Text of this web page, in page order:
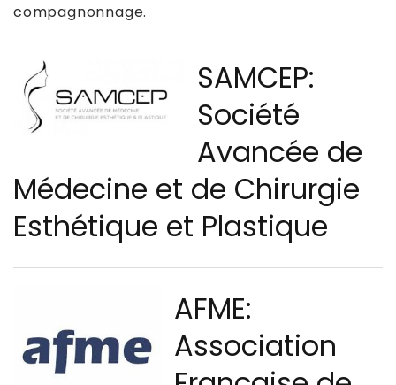
compagnonnage.
SAMCEP:
Société
Avancée de
Médecine et de Chirurgie
Esthétique et Plastique
AFME:
Association